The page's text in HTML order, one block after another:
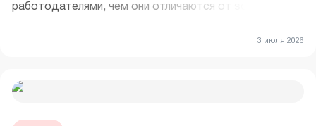
работодателями, чем они отличаются от soft skills и
3 июля 2026